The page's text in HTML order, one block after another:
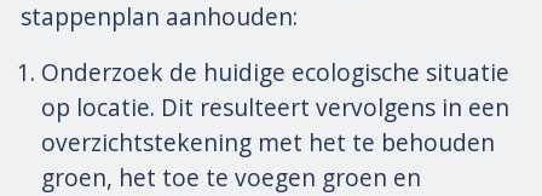
stappenplan aanhouden:
Onderzoek de huidige ecologische situatie
op locatie. Dit resulteert vervolgens in een
overzichtstekening met het te behouden
groen, het toe te voegen groen en